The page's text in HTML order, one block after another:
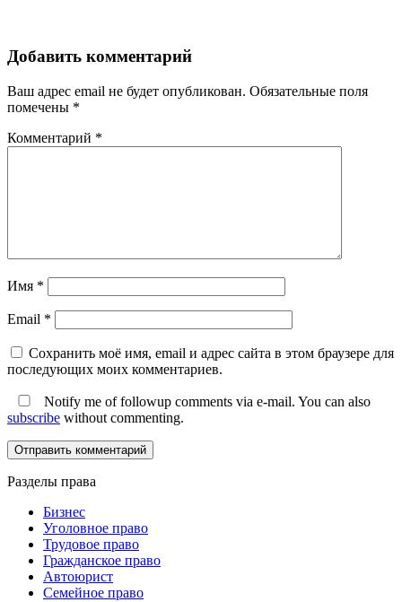
Добавить комментарий
Ваш адрес email не будет опубликован. Обязательные поля
помечены *
Комментарий *
Имя *
Email *
Сохранить моё имя, email и адрес сайта в этом браузере для
последующих моих комментариев.
Notify me of followup comments via e-mail. You can also
subscribe without commenting.
Разделы права
Бизнес
Уголовное право
Трудовое право
Гражданское право
Автоюрист
Семейное право